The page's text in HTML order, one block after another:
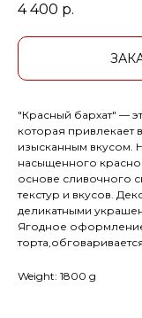
4 400 р.
"Красный бархат" —
которая привлекает
изысканным вкусом.
насыщенного
основе сливочного
текстур и вкусов.
деликатными
Ягодное оформление
Weight: 1800 g